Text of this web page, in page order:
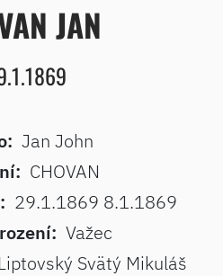
JAN
Jan John
CHOVAN
29.1.1869 8.1.1869
Važec
Liptovský Svätý Mikuláš